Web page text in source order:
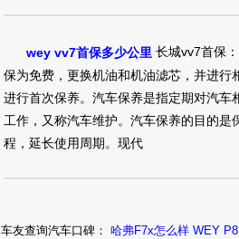
上多有面了呢
青岛：沐易杨
前一直在10个油
资车，这个价格
观也好，当时试
欢。开了一个来
WEY体验中
WEY
真实油耗：到现
外企的手机，现
WEY
wey vv7首保多少公里 长城vv7首保
保为免费，更换机油和机油滤芯，并进
进行首次保养。汽车保养是指定期对汽
工作，又称汽车维护。汽车保养的目的
程，延长使用周期。现代
车友查询汽车口碑： 哈弗F7x怎么样 WEY